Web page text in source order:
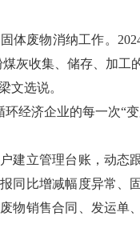
体废物消纳工作。
灰收集、储存、加工
文选说。
环经济企业的每一次“
建立管理台账，动态
同比增减幅度异常、
物销售合同、发运单